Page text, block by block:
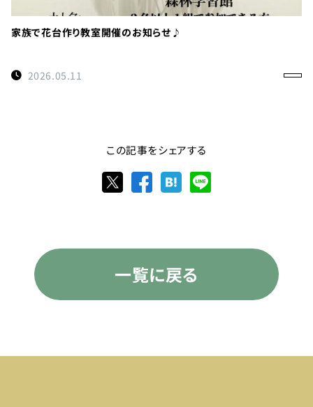
家族で花台作り教室開催のお知らせ♪
2026.05.11
この記事をシェアする
一覧に戻る